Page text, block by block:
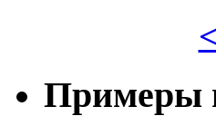
Примеры